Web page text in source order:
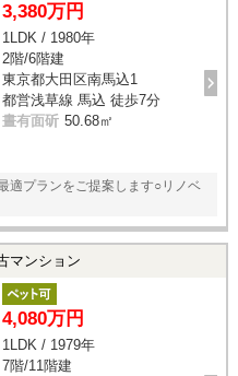
3,380万円
1LDK / 1980年
2階/6階建
東京都大田区南馬込1
都営浅草線 馬込 徒歩7分
晝有面斫 50.68㎡
適プランをご提案します○リノベ
マンション
4,080万円
1LDK / 1979年
7階/11階建